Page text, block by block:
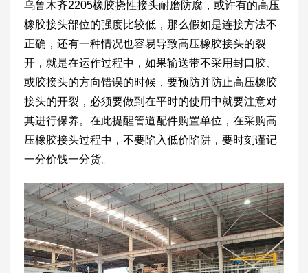
乌鲁木齐2205橡胶挠性接头耐磨防腐，或许有的高压
橡胶接头部位的强度比较低，那么假如是连接方法不
正确，还有一种情况也容易导致高压橡胶接头的裂
开，就是在运作过程中，如果输送带不采用封口胶、
或胶接头的方向错误的时候，要预防并防止高压橡胶
接头的开裂，必须要做到在平时的使用中就要注意对
其进行保养。在此提醒管道配件购置单位，在采购高
压橡胶接头过程中，不要陷入低价陷阱，要时刻谨记
一分价钱一分货。